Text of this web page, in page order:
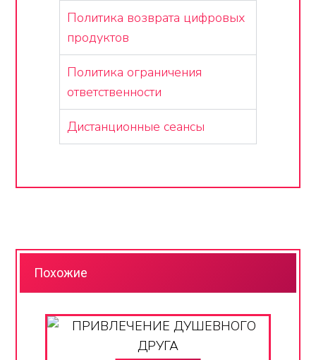
Политика возврата цифровых
продуктов
Политика ограничения
ответственности
Дистанционные сеансы
Похожие
AZN50,00